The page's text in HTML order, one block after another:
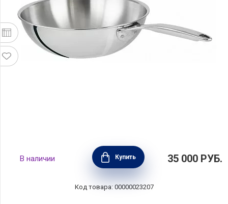
Вок Castel'Pro 1,6 л, диаметр 20 см,
материал нержавеющая сталь 18/10,
зеркальная полировка, Cristel, Франция,
WOK20CPFSK
В наличии Купить 35 000 РУБ.
Код товара: 00000023207